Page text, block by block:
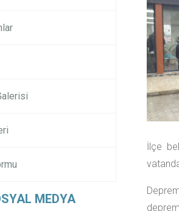
MEDYA
İlçe